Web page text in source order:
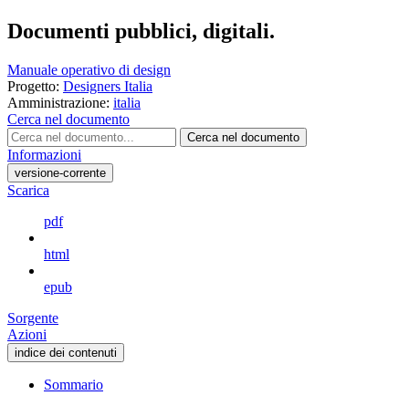
Documenti pubblici, digitali.
Manuale operativo di design
Progetto: Designers Italia
Amministrazione: italia
Cerca nel documento
Cerca nel documento
Informazioni
versione-corrente
Scarica
pdf
html
epub
Sorgente
Azioni
indice dei contenuti
Sommario